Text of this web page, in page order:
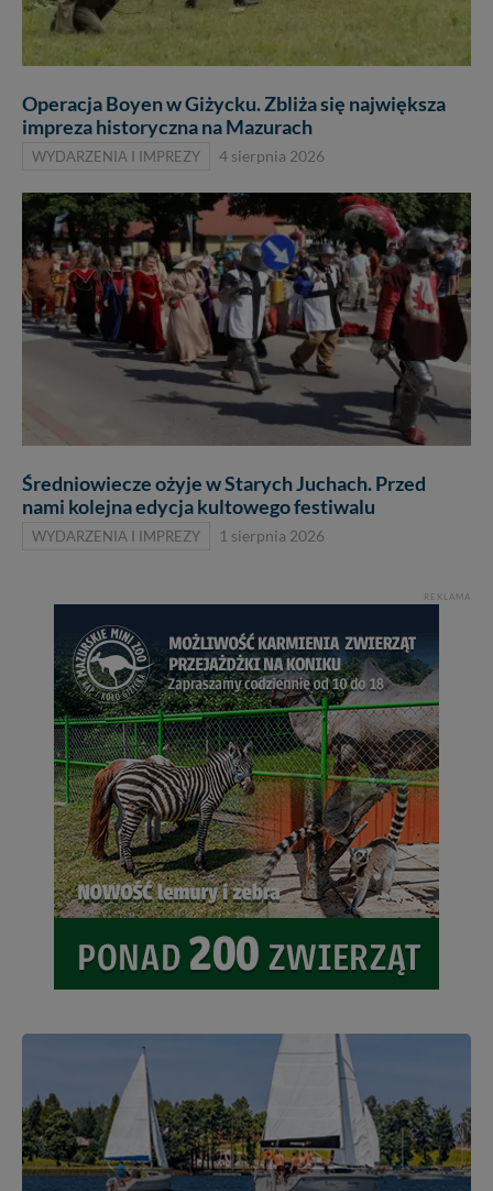
Operacja Boyen w Giżycku. Zbliża się największa
impreza historyczna na Mazurach
WYDARZENIA I IMPREZY 4 sierpnia 2026
Średniowiecze ożyje w Starych Juchach. Przed
nami kolejna edycja kultowego festiwalu
WYDARZENIA I IMPREZY 1 sierpnia 2026
REKLAMA